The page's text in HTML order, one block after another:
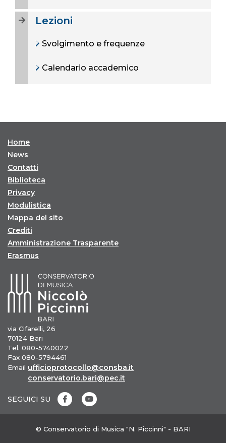
Lezioni
Svolgimento e frequenze
Calendario accademico
Home
News
Contatti
Biblioteca
Privacy
Modulistica
Mappa del sito
Crediti
Amministrazione Trasparente
Erasmus
via Cifarelli, 26
70124 Bari
Tel. 080-5740022
Fax 080-5794461
Email ufficioprotocollo@consba.it
conservatorio.bari@pec.it
SEGUICI SU
© Conservatorio di Musica "N. Piccinni" - BARI